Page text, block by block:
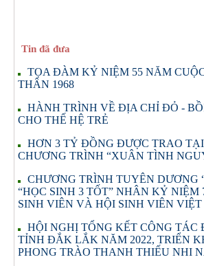
Tin đã đưa
TỌA ĐÀM KỶ NIỆM 55 NĂM
THÂN 1968
HÀNH TRÌNH VỀ ĐỊA CHỈ ĐỎ -
CHO THẾ HỆ TRẺ
HƠN 3 TỶ ĐỒNG ĐƯỢC TRAO
CHƯƠNG TRÌNH “XUÂN TÌNH
CHƯƠNG TRÌNH TUYÊN DƯƠNG
“HỌC SINH 3 TỐT” NHÂN KỶ
SINH VIÊN VÀ HỘI SINH VIÊN VIỆT
HỘI NGHỊ TỔNG KẾT CÔNG
TỈNH ĐẮK LẮK NĂM 2022, TRIỂN
PHONG TRÀO THANH THIẾU NHI